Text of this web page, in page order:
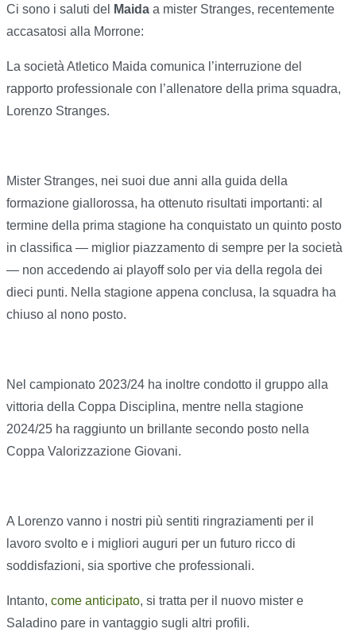
Ci sono i saluti del Maida a mister Stranges, recentemente
accasatosi alla Morrone:
La società Atletico Maida comunica l’interruzione del
rapporto professionale con l’allenatore della prima squadra,
Lorenzo Stranges.
Mister Stranges, nei suoi due anni alla guida della
formazione giallorossa, ha ottenuto risultati importanti: al
termine della prima stagione ha conquistato un quinto posto
in classifica — miglior piazzamento di sempre per la società
— non accedendo ai playoff solo per via della regola dei
dieci punti. Nella stagione appena conclusa, la squadra ha
chiuso al nono posto.
Nel campionato 2023/24 ha inoltre condotto il gruppo alla
vittoria della Coppa Disciplina, mentre nella stagione
2024/25 ha raggiunto un brillante secondo posto nella
Coppa Valorizzazione Giovani.
A Lorenzo vanno i nostri più sentiti ringraziamenti per il
lavoro svolto e i migliori auguri per un futuro ricco di
soddisfazioni, sia sportive che professionali.
Intanto, come anticipato, si tratta per il nuovo mister e
Saladino pare in vantaggio sugli altri profili.